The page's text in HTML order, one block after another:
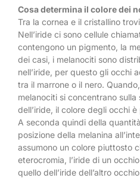
Cosa determina il colore dei
Tra la cornea e il cristallino
Nell’iride ci sono cellule
contengono un pigmento, la
dei casi, i melanociti sono
nell’iride, per questo gli occhi
tra il marrone o il nero.
melanociti si concentrano
dell’iride, il colore degli occhi
A seconda quindi della
posizione della melanina
assumono un colore piuttosto
eterocromia, l’iride di un
quello dell’iride dell’altro